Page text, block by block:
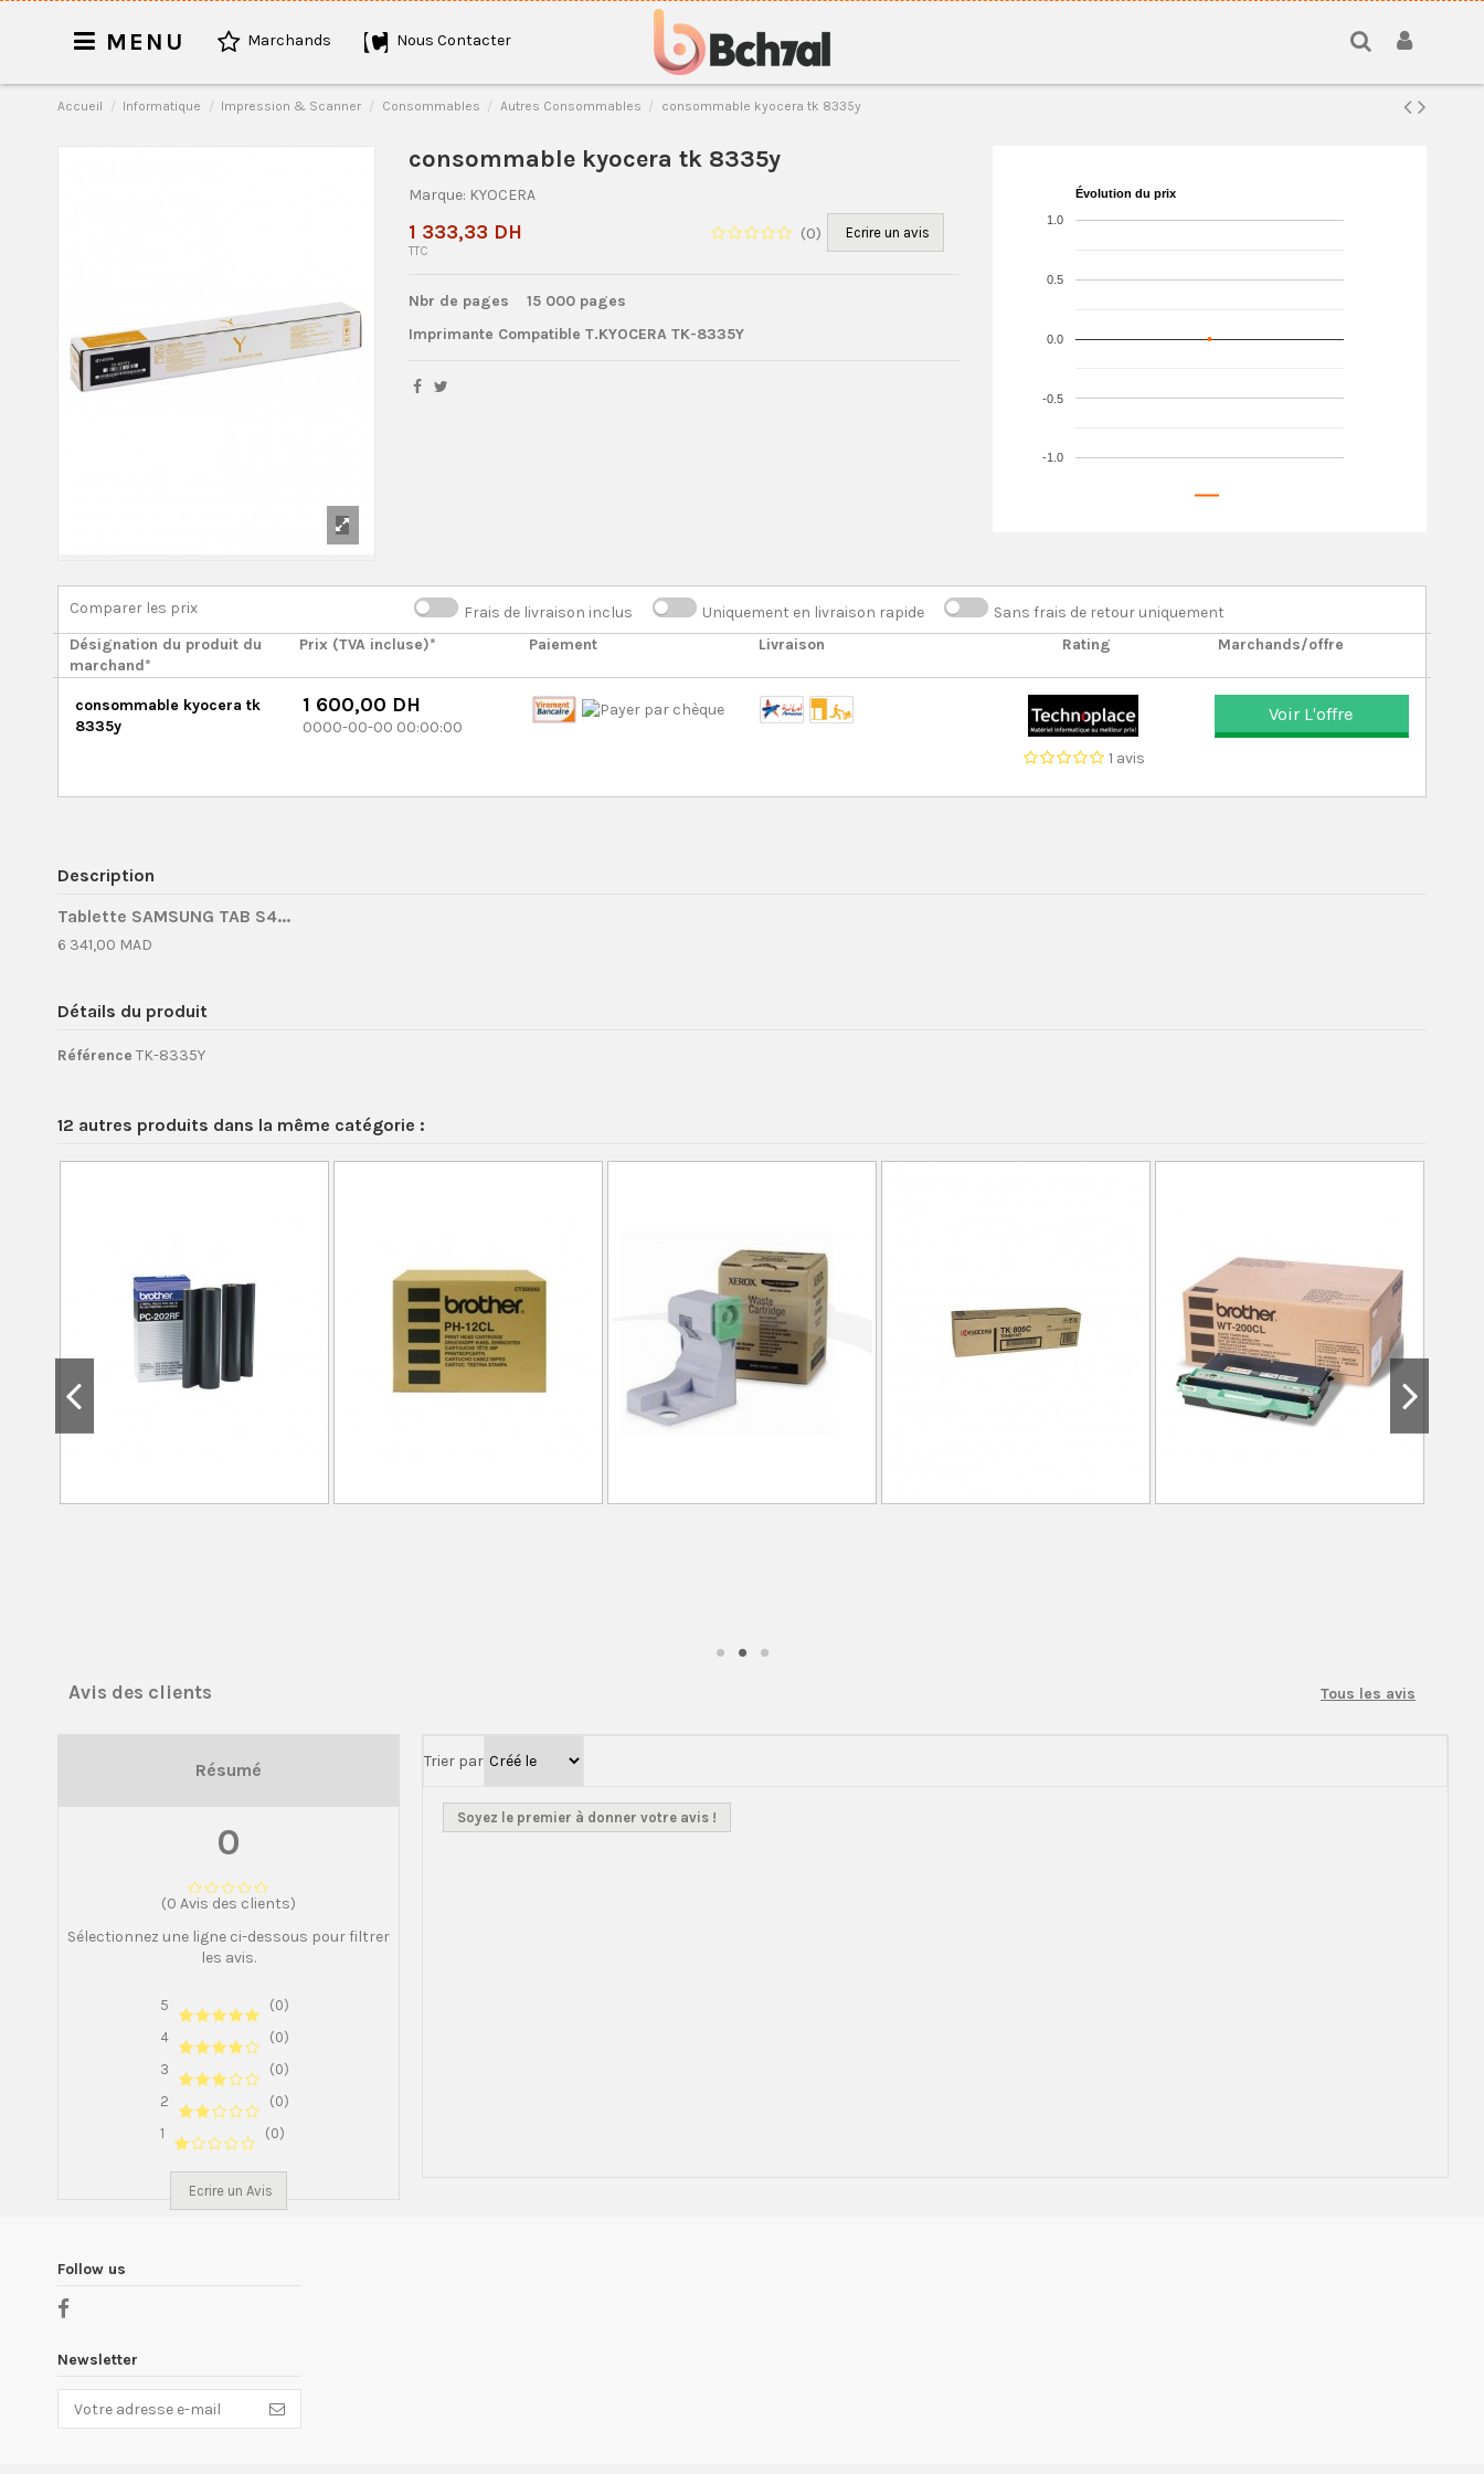
MENU Marchands Nous Contacter
Accueil Informatique Impression & Scanner Consommables Autres Consommables consommable kyocera tk 8335y
consommable kyocera tk 8335y
Marque: KYOCERA
(0) Ecrire un avis
1 333,33 DH
TTC
Nbr de pages
15 000 pages
Imprimante Compatible T.KYOCERA TK-8335Y
Évolution du prix
-1.0
-0.5
0.0
0.5
1.0
Comparer les prix Frais de livraison inclus Uniquement en livraison rapide
Sans frais de retour uniquement
Désignation du produit du
marchand*
Prix (TVA incluse)* Paiement Livraison Rating Marchands/offre
consommable kyocera tk
8335y
1 600,00 DH
0000-00-00 00:00:00
1 avis
Voir L'offre
Description
Tablette SAMSUNG TAB S4...
6 341,00 MAD
Détails du produit
Référence TK-8335Y
12 autres produits dans la même catégorie :
Avis des clients Tous les avis
Résumé
0
(0 Avis des clients)
Sélectionnez une ligne ci-dessous pour filtrer
les avis.
5
(0)
4
(0)
3
(0)
2
(0)
1
(0)
Ecrire un Avis
Trier par
Soyez le premier à donner votre avis !
Follow us
Newsletter